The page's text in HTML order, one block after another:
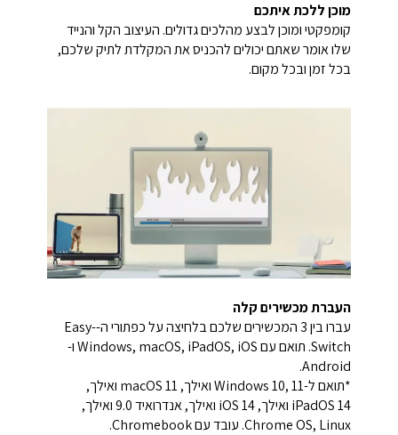
מוכן ללכת איתכם
קומפקטי ומוכן לבצע מהלכים גדולים. העיצוב הקל והנייד
שלו אומר שאתם יכולים להכניס את המקלדת לתיק שלכם,
בכל זמן ובכל מקום.
העברת מכשירים קלה
עברו בין 3 המכשירים שלכם בלחיצה על כפתורי ה-Easy-
Switch. תואם עם Windows, macOS, iPadOS, iOS ו-
Android.
*תואם ל-
Windows 10, 11 ואילך, macOS 11 ואילך,
iPadOS 14 ואילך, iOS 14 ואילך, אנדרואיד 9.0 ואילך,
Chrome OS, Linux. עובד עם Chromebook.